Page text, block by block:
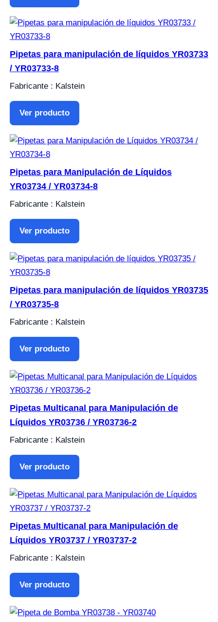
Pipetas para manipulación de líquidos YR03733
/ YR03733-8
Fabricante : Kalstein
Ver producto
Pipetas para Manipulación de Líquidos
YR03734 / YR03734-8
Fabricante : Kalstein
Ver producto
Pipetas para manipulación de líquidos YR03735
/ YR03735-8
Fabricante : Kalstein
Ver producto
Pipetas Multicanal para Manipulación de
Líquidos YR03736 / YR03736-2
Fabricante : Kalstein
Ver producto
Pipetas Multicanal para Manipulación de
Líquidos YR03737 / YR03737-2
Fabricante : Kalstein
Ver producto